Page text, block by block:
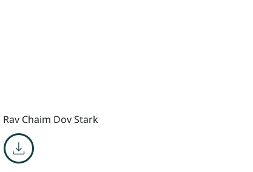
Rav Chaim Dov Stark